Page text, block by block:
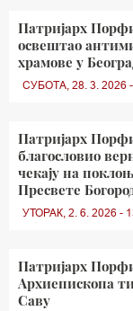
Патријарх
освештао
храмове у
СУБОТА, 28. 3. 2026
Патријарх
благословио
чекају на
Пресвете
УТОРАК, 2. 6. 2026 -
Патријарх
Архиепископа
Саву